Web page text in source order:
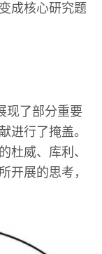
成核心研究题
现了部分重要
进行了掩盖。
杜威、库利、
开展的思考，